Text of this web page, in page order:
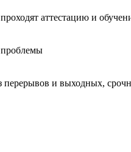
аттестацию и
проблемы
перерывов и выходных,